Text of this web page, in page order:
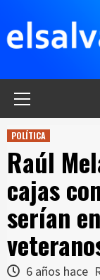
contenido
POLÍTICA
Raúl
cajas
serían
6 años hace